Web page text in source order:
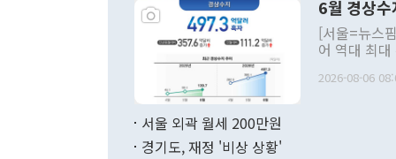
주의적 희망
관의 대북
관 부처 장
관의 무리한
다. [정동영 통일부 장관이 지난달 23일 오후 서울 종로구 정부서울청사에
6월 경상
[서울=뉴스
어 역대 최
료=한국은행] 한국은행이 6일 발표한 '2026년 6월 국제수지(잠정)'
2026-08-06
서울 외곽 월세 200만원
경기도, 재정 '비상 상황'